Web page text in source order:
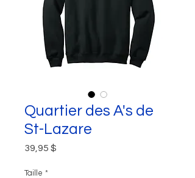
Quartier des A's de
St-Lazare
39,95 $
Taille *